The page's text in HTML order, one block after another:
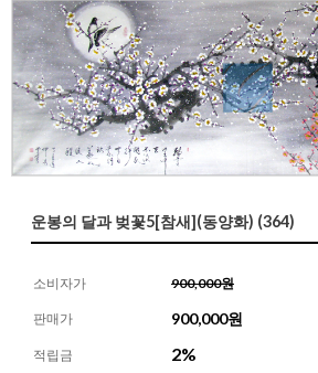
운봉의 달과 벚꽃5[참새](동양화) (364)
소비자가 900,000원
판매가 900,000원
적립금 2%